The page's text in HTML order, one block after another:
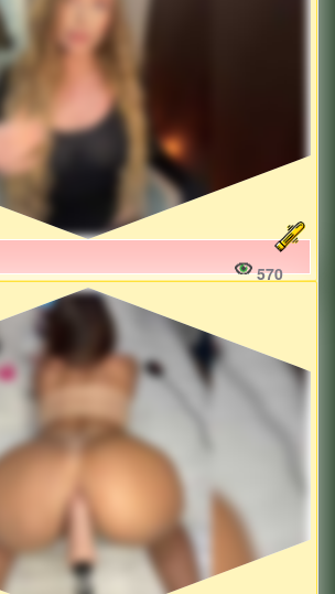
570